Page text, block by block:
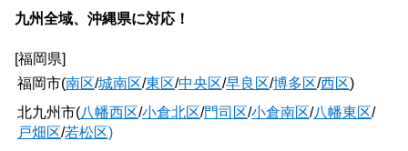
九州全域、沖縄県に対応！
[福岡県]
福岡市(南区/城南区/東区/中央区/早良区/博多区/西区)
北九州市(八幡西区/小倉北区/門司区/小倉南区/八幡東区/
戸畑区/若松区)